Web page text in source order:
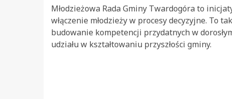
Młodzieżowa Rada Gminy Twardogóra to
włączenie młodzieży w procesy decyzyjne. To
budowanie kompetencji przydatnych w
udziału w kształtowaniu przyszłości gminy.